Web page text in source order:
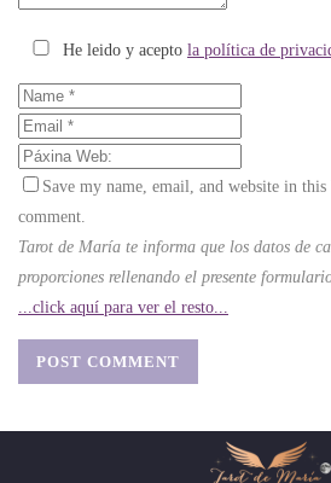
He leido y acepto la política de
Save my name, email, and website in
comment.
Tarot de María te informa que los datos de
proporciones rellenando el presente
...click aquí para ver el resto...